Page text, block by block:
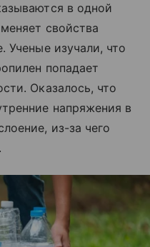
в одной
свойства
Ученые изучали, что
попадает
Оказалось, что
напряжения в
из-за чего